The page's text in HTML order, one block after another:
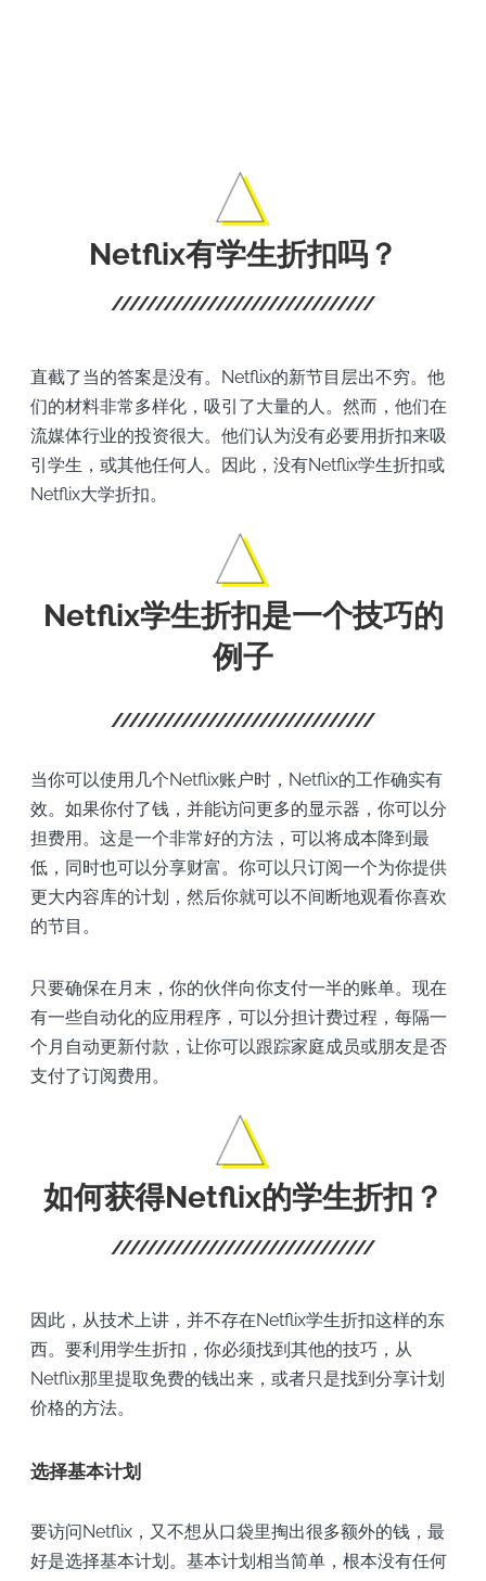
Netflix有学生折扣吗？
直截了当的答案是没有。Netflix的新节目层出不穷。他
们的材料非常多样化，吸引了大量的人。然而，他们在
流媒体行业的投资很大。他们认为没有必要用折扣来吸
引学生，或其他任何人。因此，没有Netflix学生折扣或
Netflix大学折扣。
Netflix学生折扣是一个技巧的
例子
当你可以使用几个Netflix账户时，Netflix的工作确实有
效。如果你付了钱，并能访问更多的显示器，你可以分
担费用。这是一个非常好的方法，可以将成本降到最
低，同时也可以分享财富。你可以只订阅一个为你提供
更大内容库的计划，然后你就可以不间断地观看你喜欢
的节目。
只要确保在月末，你的伙伴向你支付一半的账单。现在
有一些自动化的应用程序，可以分担计费过程，每隔一
个月自动更新付款，让你可以跟踪家庭成员或朋友是否
支付了订阅费用。
如何获得Netflix的学生折扣？
因此，从技术上讲，并不存在Netflix学生折扣这样的东
西。要利用学生折扣，你必须找到其他的技巧，从
Netflix那里提取免费的钱出来，或者只是找到分享计划
价格的方法。
选择基本计划
要访问Netflix，又不想从口袋里掏出很多额外的钱，最
好是选择基本计划。基本计划相当简单，根本没有任何